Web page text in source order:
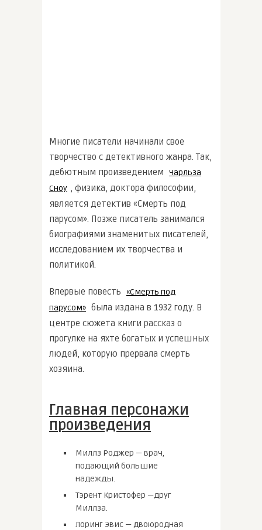
Многие писатели начинали свое
творчество с детективного жанра. Так,
дебютным произведением Чарльза
Сноу
, физика, доктора философии,
является детектив «Смерть под
парусом». Позже писатель занимался
биографиями знаменитых писателей,
исследованием их творчества и
политикой.
Впервые повесть «Смерть под
парусом» была издана в 1932 году. В
центре сюжета книги рассказ о
прогулке на яхте богатых и успешных
людей, которую прервала смерть
хозяина.
Главная персонажи
произведения
Миллз Роджер — врач,
подающий большие
надежды.
Тэрент Кристофер —друг
Миллза.
Лоринг Эвис — двоюродная